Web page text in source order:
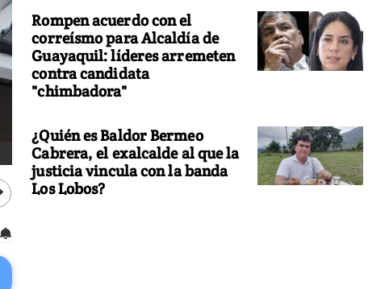
Rompen acuerdo con el
correísmo para Alcaldía de
Guayaquil: líderes arremeten
contra candidata
"chimbadora"
¿Quién es Baldor Bermeo
Cabrera, el exalcalde al que la
justicia vincula con la banda
Los Lobos?